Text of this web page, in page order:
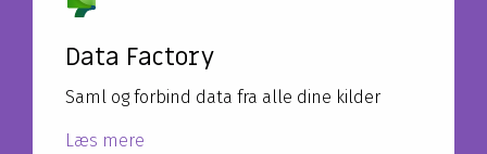
Data Factory
Saml og forbind data fra alle dine kilder
Læs mere